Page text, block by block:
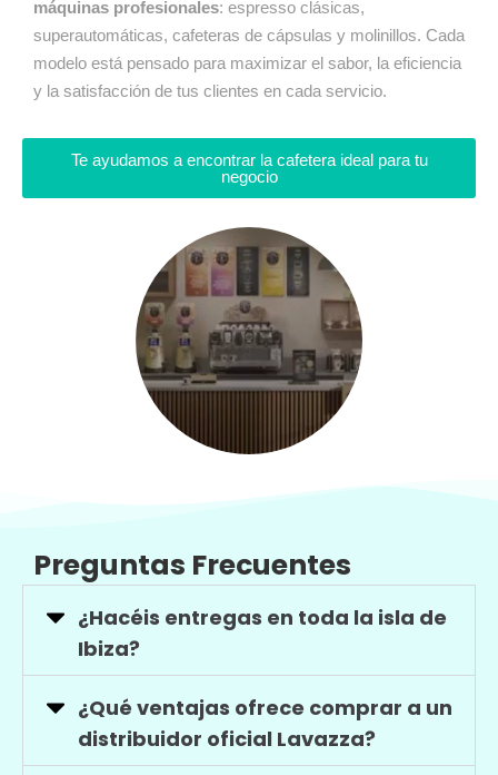
máquinas profesionales: espresso clásicas,
superautomáticas, cafeteras de cápsulas y molinillos. Cada
modelo está pensado para maximizar el sabor, la eficiencia
y la satisfacción de tus clientes en cada servicio.
Te ayudamos a encontrar la cafetera ideal para tu
negocio
Preguntas Frecuentes
¿Hacéis entregas en toda la isla de
Ibiza?
¿Qué ventajas ofrece comprar a un
distribuidor oficial Lavazza?